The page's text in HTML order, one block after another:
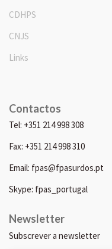
CDHPS
CNJS
Links
Contactos
Tel: +351 214 998 308
Fax: +351 214 998 310
Email: fpas@fpasurdos.pt
Skype: fpas_portugal
Newsletter
Subscrever a newsletter